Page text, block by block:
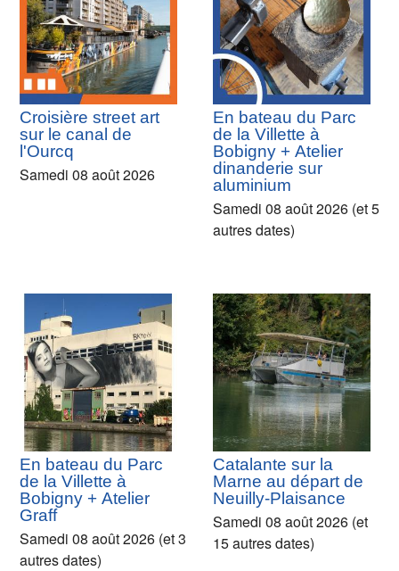
Croisière street art
sur le canal de
l'Ourcq
Samedi 08 août 2026
En bateau du Parc
de la Villette à
Bobigny + Atelier
dinanderie sur
aluminium
Samedi 08 août 2026 (et 5
autres dates)
En bateau du Parc
de la Villette à
Bobigny + Atelier
Graff
Samedi 08 août 2026 (et 3
autres dates)
Catalante sur la
Marne au départ de
Neuilly-Plaisance
Samedi 08 août 2026 (et
15 autres dates)